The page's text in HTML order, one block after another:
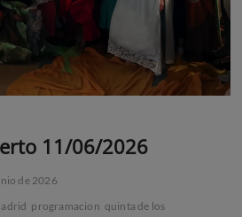
11/06/2026
de 2026
programacion quinta de los